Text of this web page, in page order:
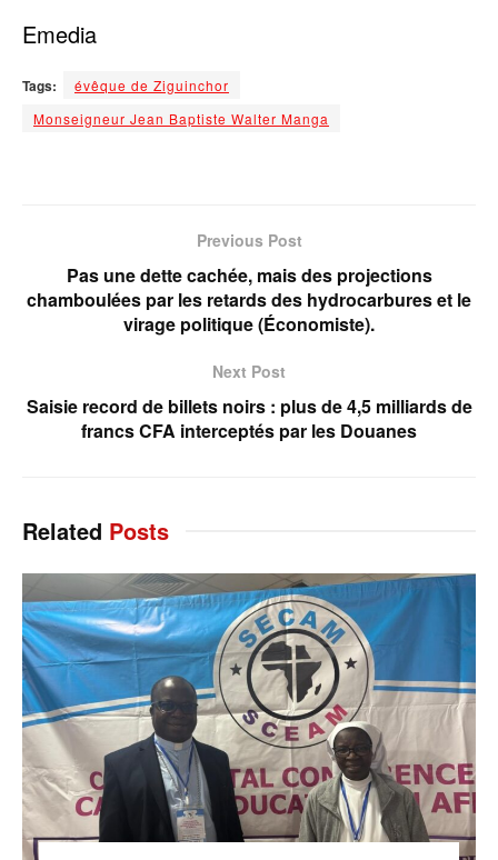
Emedia
Tags:
évêque de Ziguinchor
Monseigneur Jean Baptiste Walter Manga
Previous Post
Pas une dette cachée, mais des projections
chamboulées par les retards des hydrocarbures et le
virage politique (Économiste).
Next Post
Saisie record de billets noirs : plus de 4,5 milliards de
francs CFA interceptés par les Douanes
Related Posts